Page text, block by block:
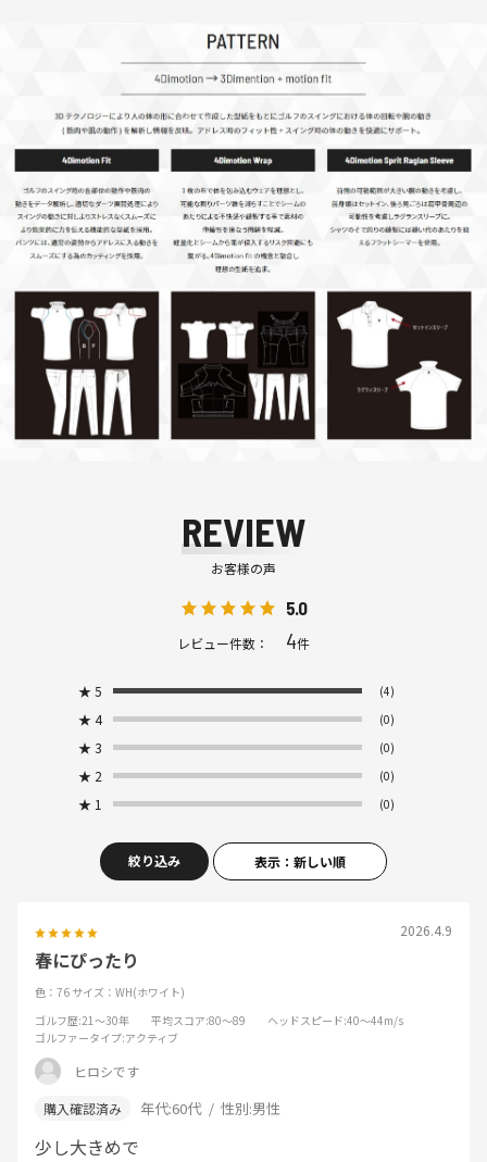
REVIEW
お客様の声
5.0
レビュー件数： 4件
★ 5 (4)
★ 4 (0)
★ 3 (0)
★ 2 (0)
★ 1 (0)
絞り込み 表示：新しい順
2026.4.9
春にぴったり
色：76 サイズ：WH(ホワイト)
ゴルフ歴:21～30年 平均スコア:80～89 ヘッドスピード:40～44m/s
ゴルファータイプ:アクティブ
ヒロシです
年代:60代 性別:男性
少し大きめで